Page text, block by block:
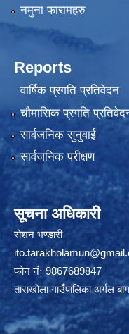
नमुना फारामहरु
Reports
वार्षिक प्रगति प्रतिवेदन
चौमासिक प्रगति
सार्वजनिक सुनुवाई
सार्वजनिक परीक्षण
सूचना अधिकारी
रोशन भण्डारी
फोन नंः 9867689847
ताराखोला गाउँपालिका अर्गल